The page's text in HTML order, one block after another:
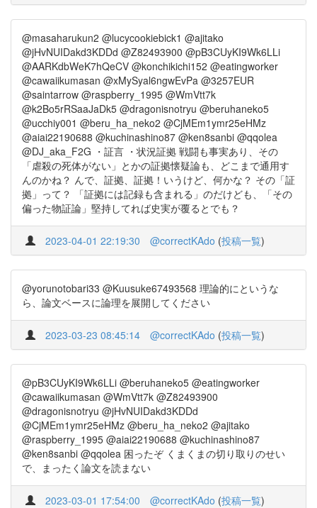
@masaharukun2 @lucycookiebick1 @ajitako
@jHvNUIDakd3KDDd @Z82493900 @pB3CUyKI9Wk6LLi
@AARKdbWeK7hQeCV @konchikichi152 @eatingworker
@cawaiikumasan @xMySyal6ngwEvPa @3257EUR
@saintarrow @raspberry_1995 @WmVtt7k
@k2Bo5rRSaaJaDk5 @dragonisnotryu @beruhaneko5
@ucchiy001 @beru_ha_neko2 @CjMEm1ymr25eHMz
@aiai22190688 @kuchinashino87 @ken8sanbi @qqolea
@DJ_aka_F2G ・証言 ・状況証拠 戦闘も事実あり、その
「虐殺の死体がない」とかの証拠懐疑論も、どこまで通用す
んのかね？ んで、証拠、証拠！いうけど、何かな？ その「証
拠」って？ 「証拠には記録も含まれる」のだけども、「その
偏った物証論」堅持してれば史実が覆るとでも？
2023-04-01 22:19:30 @correctKAdo (投稿一覧)
@yorunotobari33 @Kuusuke67493568 理論的にというな
ら、論文ベースに論理を展開してください
2023-03-23 08:45:14 @correctKAdo (投稿一覧)
@pB3CUyKI9Wk6LLi @beruhaneko5 @eatingworker
@cawaiikumasan @WmVtt7k @Z82493900
@dragonisnotryu @jHvNUIDakd3KDDd
@CjMEm1ymr25eHMz @beru_ha_neko2 @ajitako
@raspberry_1995 @aiai22190688 @kuchinashino87
@ken8sanbi @qqolea 困ったぞ くまくまの切り取りのせい
で、まったく論文を読まない
2023-03-01 17:54:00 @correctKAdo (投稿一覧)